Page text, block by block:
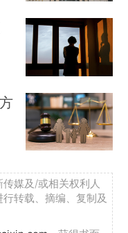
媒及/或相关权利人
转载、摘编、复制及